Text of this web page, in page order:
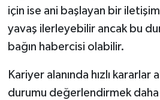
için ise ani başlayan bir
yavaş ilerleyebilir ancak bu
bağın habercisi olabilir.
Kariyer alanında hızlı
durumu değerlendirmek